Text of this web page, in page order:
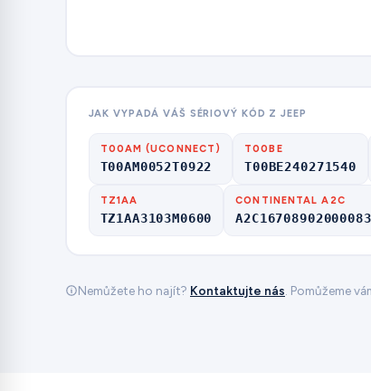
JAK VYPADÁ VÁŠ SÉRIOVÝ KÓD Z JEEP
T00AM (UCONNECT)
T00AM0052T0922
T00BE
T00BE240271540
TZ1AA
TZ1AA3103M0600
CONTINENTAL A2C
Nemůžete ho najít? Kontaktujte nás . Pomůžeme